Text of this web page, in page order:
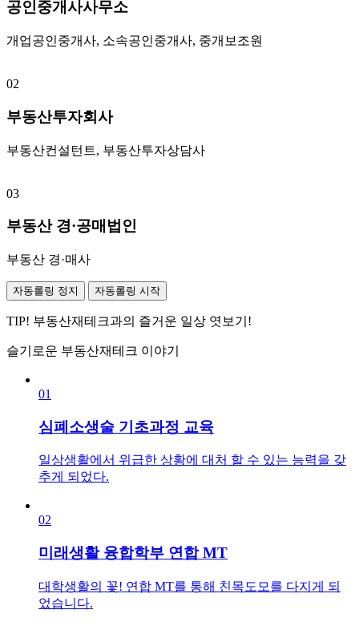
공인중개사사무소
개업공인중개사, 소속공인중개사, 중개보조원
02
부동산투자회사
부동산컨설턴트, 부동산투자상담사
03
부동산 경·공매법인
부동산 경·매사
자동롤링 정지 자동롤링 시작
TIP! 부동산재테크과의 즐거운 일상 엿보기!
슬기로운 부동산재테크 이야기
01
심폐소생술 기초과정 교육
일상생활에서 위급한 상황에 대처 할 수 있는 능력을 갖
추게 되었다.
02
미래생활 융합학부 연합 MT
대학생활의 꽃! 연합 MT를 통해 친목도모를 다지게 되
었습니다.